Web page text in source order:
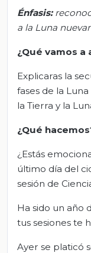
Énfasis:r
a la Luna
¿Qué vamos a
Explicaras la
fases de la
la Tierra y la
¿Qué
¿Estás
último día del
sesión de
Ha sido un año
tus sesiones te
Ayer se platicó